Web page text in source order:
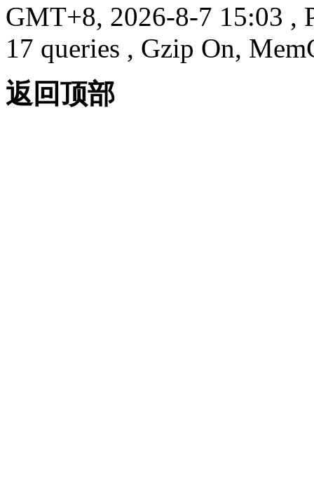
GMT+8, 2026-8-7 15:03 ,
17 queries , Gzip On,
返回顶部